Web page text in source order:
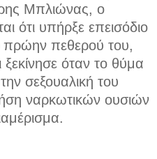
Μπλιώνας, ο
ότι υπήρξε επεισόδιο
πρώην πεθερού του,
ξεκίνησε όταν το θύμα
σεξουαλική του
ναρκωτικών ουσιών